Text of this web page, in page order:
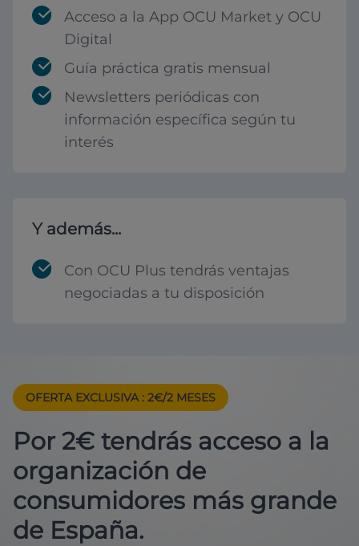
Acceso a la App OCU Market y OCU
Digital
Guía práctica gratis mensual
Newsletters periódicas con
información específica según tu
interés
Y además...
Con OCU Plus tendrás ventajas
negociadas a tu disposición
OFERTA EXCLUSIVA : 2€/2 MESES
Por 2€ tendrás acceso a la
organización de
consumidores más grande
de España.